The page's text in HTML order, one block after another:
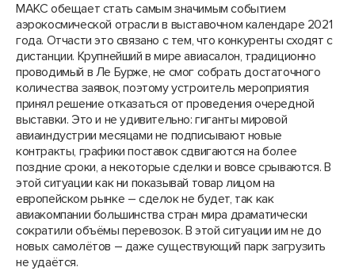
МАКС обещает стать самым значимым событием
аэрокосмической отрасли в выставочном календаре 2021
года. Отчасти это связано с тем, что конкуренты сходят с
дистанции. Крупнейший в мире авиасалон, традиционно
проводимый в Ле Бурже, не смог собрать достаточного
количества заявок, поэтому устроитель мероприятия
принял решение отказаться от проведения очередной
выставки. Это и не удивительно: гиганты мировой
авиаиндустрии месяцами не подписывают новые
контракты, графики поставок сдвигаются на более
поздние сроки, а некоторые сделки и вовсе срываются. В
этой ситуации как ни показывай товар лицом на
европейском рынке – сделок не будет, так как
авиакомпании большинства стран мира драматически
сократили объёмы перевозок. В этой ситуации им не до
новых самолётов – даже существующий парк загрузить
не удаётся.